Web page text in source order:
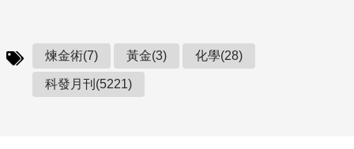
煉金術(7) 黃金(3) 化學(28)
科發月刊(5221)